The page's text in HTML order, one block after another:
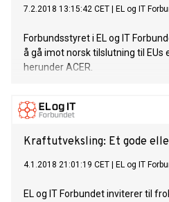
7.2.2018 13:15:42 CET EL og IT
Forbundsstyret i EL og IT
å gå imot norsk tilslutning til EUs
herunder ACER.
Kraftutveksling: Et gode
4.1.2018 21:01:19 CET EL og IT
EL og IT Forbundet inviterer til